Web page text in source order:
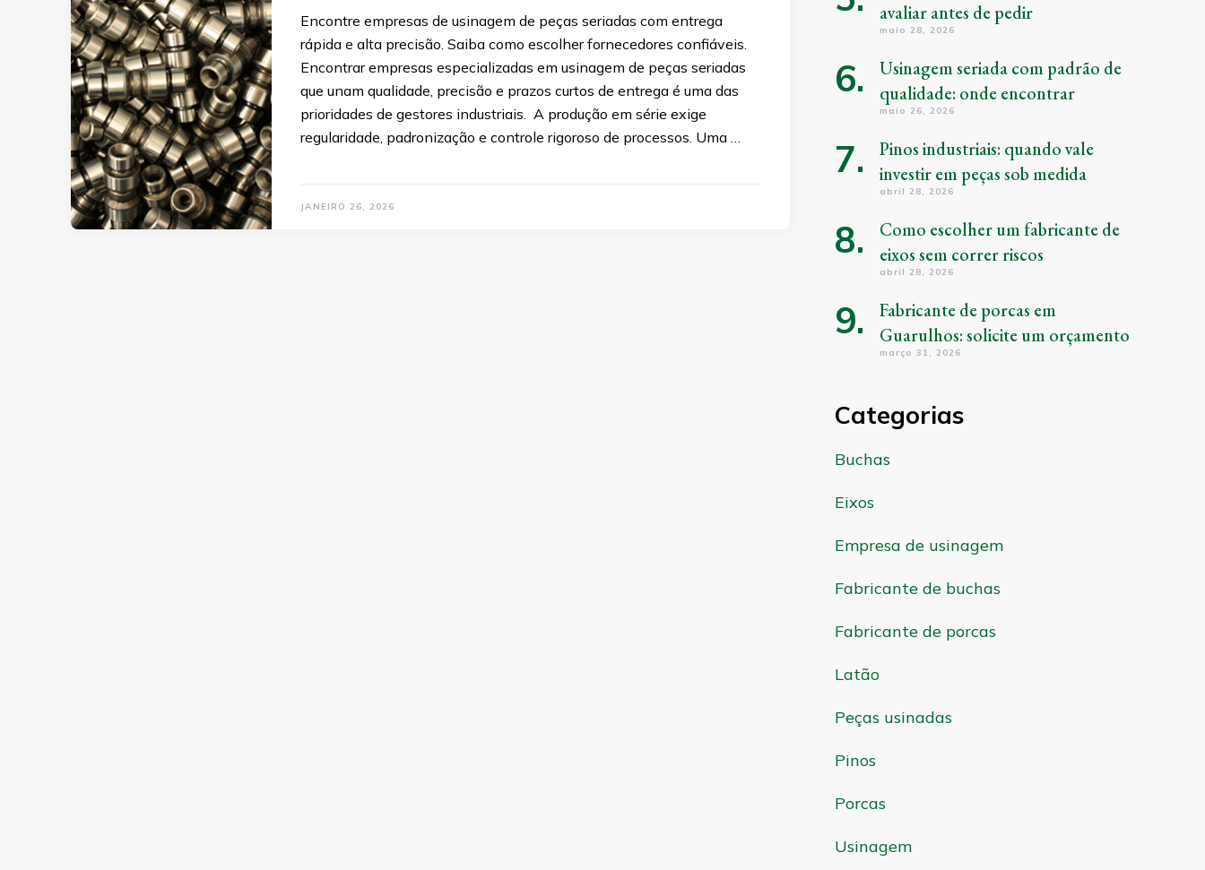
Encontre empresas de usinagem de peças seriadas com entrega
rápida e alta precisão. Saiba como escolher fornecedores confiáveis.
Encontrar empresas especializadas em usinagem de peças seriadas
que unam qualidade, precisão e prazos curtos de entrega é uma das
prioridades de gestores industriais. A produção em série exige
regularidade, padronização e controle rigoroso de processos. Uma …
JANEIRO 26, 2026
avaliar antes de pedir
maio 28, 2026
Usinagem seriada com padrão de
qualidade: onde encontrar
maio 26, 2026
Pinos industriais: quando vale
investir em peças sob medida
abril 28, 2026
Como escolher um fabricante de
eixos sem correr riscos
abril 28, 2026
Fabricante de porcas em
Guarulhos: solicite um orçamento
março 31, 2026
Categorias
Buchas
Eixos
Empresa de usinagem
Fabricante de buchas
Fabricante de porcas
Latão
Peças usinadas
Pinos
Porcas
Usinagem